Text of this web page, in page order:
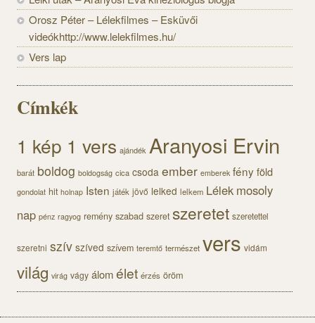
Orosz Péter – Lélekfilmes – Esküvői
videókhttp://www.lelekfilmes.hu/
Vers lap
Címkék
1 kép 1 vers ajándék Aranyosi Ervin
barát boldog boldogság cica csoda ember emberek fényföld
gondolat hit holnap Isten játék jövő lelked lelkem Lélek mosoly
nap pénz ragyog remény szabad szeret szeretet szeretettel
szeretni szív szíved szívem teremtő természet vers vidám
világ virág vágy álomélet érzés öröm